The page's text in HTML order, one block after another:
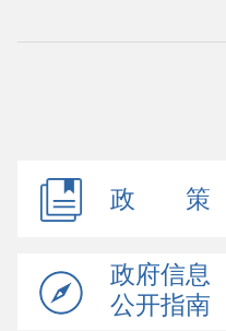
政 策
政府信息
公开指南